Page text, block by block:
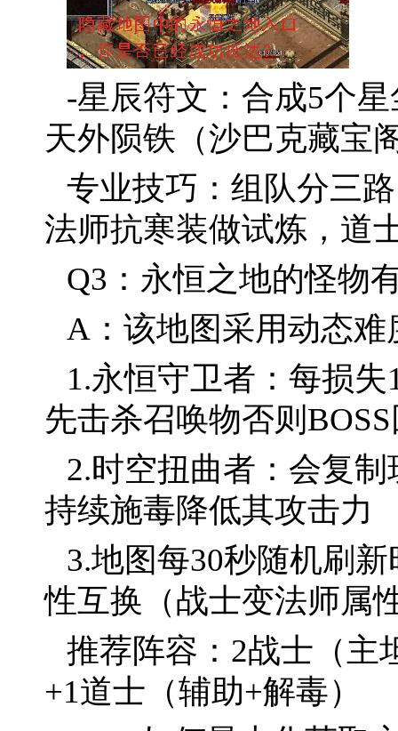
-星辰符文：合成5个
天外陨铁（沙巴克藏宝
专业技巧：组队分三
法师抗寒装做试炼，道
Q3：永恒之地的怪物
A：该地图采用动态
1.永恒守卫者：每损
先击杀召唤物否则
2.时空扭曲者：会复
持续施毒降低其攻击力
3.地图每30秒随机刷
性互换（战士变法师属
推荐阵容：2战士（主
+1道士（辅助+解毒）